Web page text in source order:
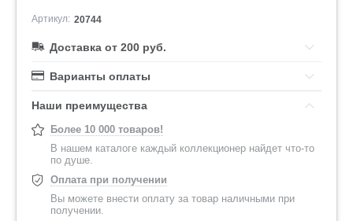
Артикул: 20744
Доставка от 200 руб.
Варианты оплаты
Наши преимущества
Более 10 000 товаров!
В нашем каталоге каждый коллекционер найдет что-то
по душе.
Оплата при получении
Вы можете внести оплату за товар наличными при
получении.